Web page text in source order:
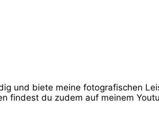
und biete meine fotografischen
findest du zudem auf meinem